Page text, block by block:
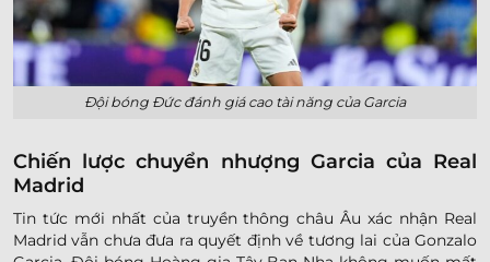
Đội bóng Đức đánh giá cao tài năng của Garcia
Chiến lược chuyển nhượng Garcia của Real
Madrid
Tin tức mới nhất của truyền thông châu Âu xác nhận Real
Madrid vẫn chưa đưa ra quyết định về tương lai của Gonzalo